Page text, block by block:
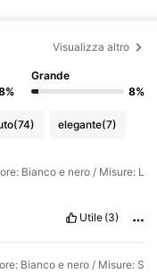
Visualizza altro
Grande
8%
(74) elegante(7)
Bianco e nero / Misure: L
Utile (3)
Bianco e nero / Misure: S